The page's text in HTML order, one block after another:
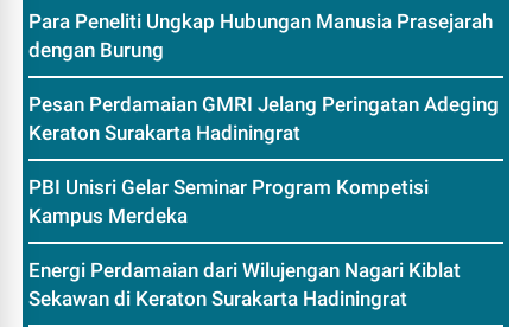
Para Peneliti Ungkap Hubungan Manusia Prasejarah
dengan Burung
Pesan Perdamaian GMRI Jelang Peringatan Adeging
Keraton Surakarta Hadiningrat
PBI Unisri Gelar Seminar Program Kompetisi
Kampus Merdeka
Energi Perdamaian dari Wilujengan Nagari Kiblat
Sekawan di Keraton Surakarta Hadiningrat